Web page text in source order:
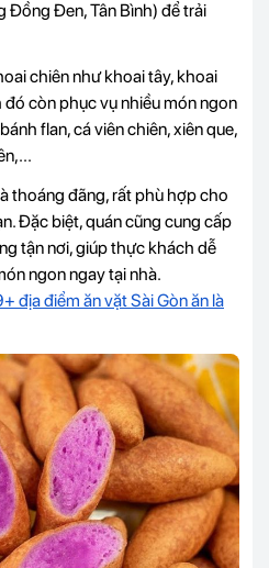
Đồng Đen, Tân Bình) để trải
chiên như khoai tây, khoai
đó còn phục vụ nhiều món ngon
flan, cá viên chiên, xiên que,
thoáng đãng, rất phù hợp cho
Đặc biệt, quán cũng cung cấp
tận nơi, giúp thực khách dễ
ngon ngay tại nhà.
địa điểm ăn vặt Sài Gòn ăn là